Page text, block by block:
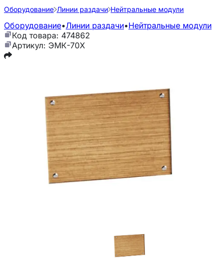
Оборудование Линии раздачи Нейтральные модули
Оборудование•Линии раздачи•Нейтральные модули
Код товара: 474862
Артикул: ЭМК-70Х